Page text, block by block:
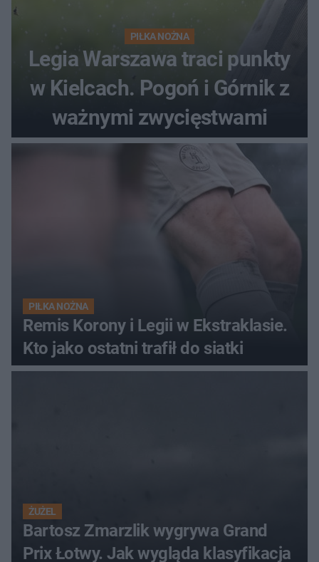
PIŁKA NOŻNA
Legia Warszawa traci punkty
w Kielcach. Pogoń i Górnik z
ważnymi zwycięstwami
PIŁKA NOŻNA
Remis Korony i Legii w Ekstraklasie.
Kto jako ostatni trafił do siatki
ŻUŻEL
Bartosz Zmarzlik wygrywa Grand
Prix Łotwy. Jak wygląda klasyfikacja